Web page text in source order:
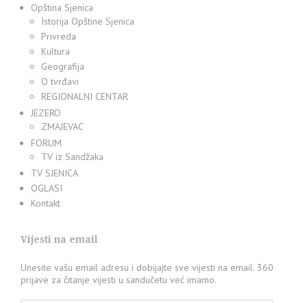
Opština Sjenica
Istorija Opštine Sjenica
Privreda
Kultura
Geografija
O tvrđavi
REGIONALNI CENTAR
JEZERO
ZMAJEVAC
FORUM
TV iz Sandžaka
TV SJENICA
OGLASI
Kontakt
Vijesti na email
Unesite vašu email adresu i dobijajte sve vijesti na email. 360
prijave za čitanje vijesti u sandučetu već imamo.